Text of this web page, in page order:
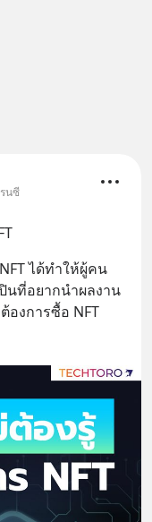
นซี
ได้ทำให้ผู้คน
นที่อยากนำผลงาน
องการซื้อ NFT